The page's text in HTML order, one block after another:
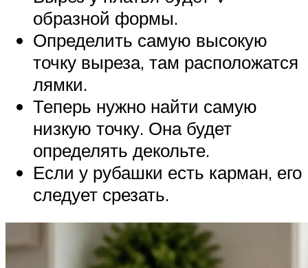
образной формы.
Определить самую высокую
точку выреза, там расположатся
лямки.
Теперь нужно найти самую
низкую точку. Она будет
определять декольте.
Если у рубашки есть карман, его
следует срезать.